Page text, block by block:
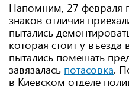
Напомним, 27 февраля
знаков отличия
пытались
которая стоит у
пытались помешать
завязалась потасовка.
в Киевском отделе